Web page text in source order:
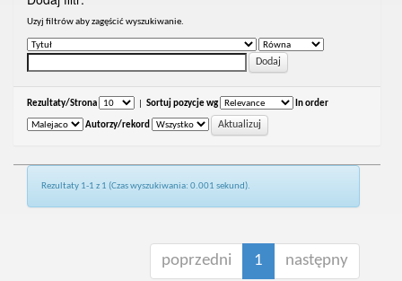
Uzyj filtrów aby zagęścić wyszukiwanie.
Rezultaty/Strona Sortuj pozycje wg In order
Autorzy/rekord
Rezultaty 1-1 z 1 (Czas wyszukiwania: 0.001 sekund).
poprzedni 1 następny